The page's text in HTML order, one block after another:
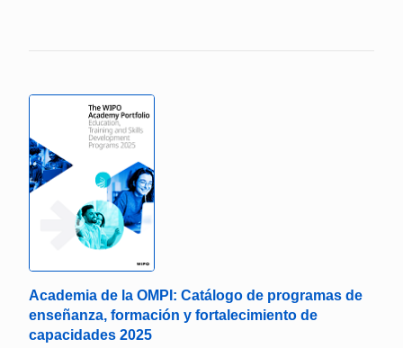
Academia de la OMPI: Catálogo de programas de
enseñanza, formación y fortalecimiento de
capacidades 2025